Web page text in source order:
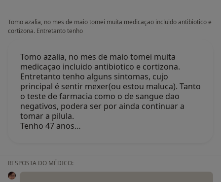
Tomo azalia, no mes de maio tomei muita medicaçao incluido antibiotico e
cortizona. Entretanto tenho
Tomo azalia, no mes de maio tomei muita
medicaçao incluido antibiotico e cortizona.
Entretanto tenho alguns sintomas, cujo
principal é sentir mexer(ou estou maluca). Tanto
o teste de farmacia como o de sangue dao
negativos, podera ser por ainda continuar a
tomar a pilula.
Tenho 47 anos…
RESPOSTA DO MÉDICO: